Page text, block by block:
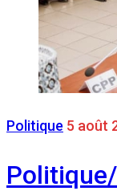
Politique 5 août